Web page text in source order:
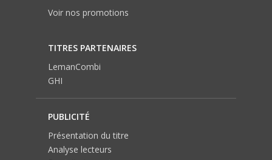
Voir nos promotions
TITRES PARTENAIRES
LemanCombi
GHI
PUBLICITÉ
Présentation du titre
Analyse lecteurs